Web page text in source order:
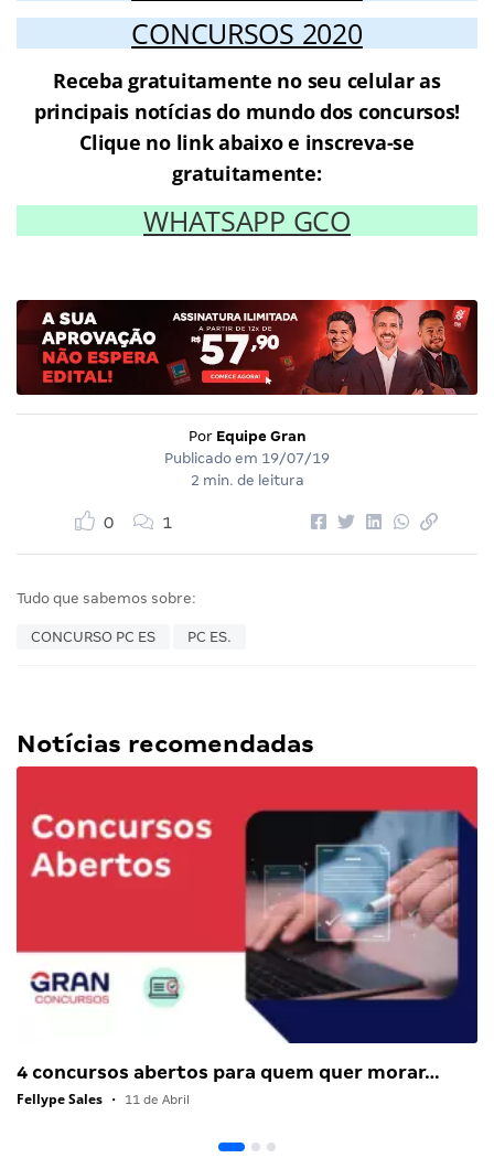
CONCURSOS 2020
Receba gratuitamente no seu celular as
principais notícias do mundo dos concursos!
Clique no link abaixo e inscreva-se
gratuitamente:
WHATSAPP GCO
Por Equipe Gran
Publicado em 19/07/19
2 min. de leitura
0 1
Tudo que sabemos sobre:
CONCURSO PC ES PC ES.
Notícias recomendadas
4 concursos abertos para quem quer morar…
Fellype Sales • 11 de Abril